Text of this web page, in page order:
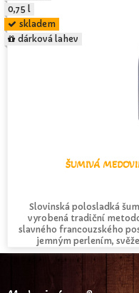
ŠUMIVÁ
Slovinská polosladká
vyrobená tradiční
slavného francouzského
jemným perlením,
0,75 l
skladem
dárková lahev